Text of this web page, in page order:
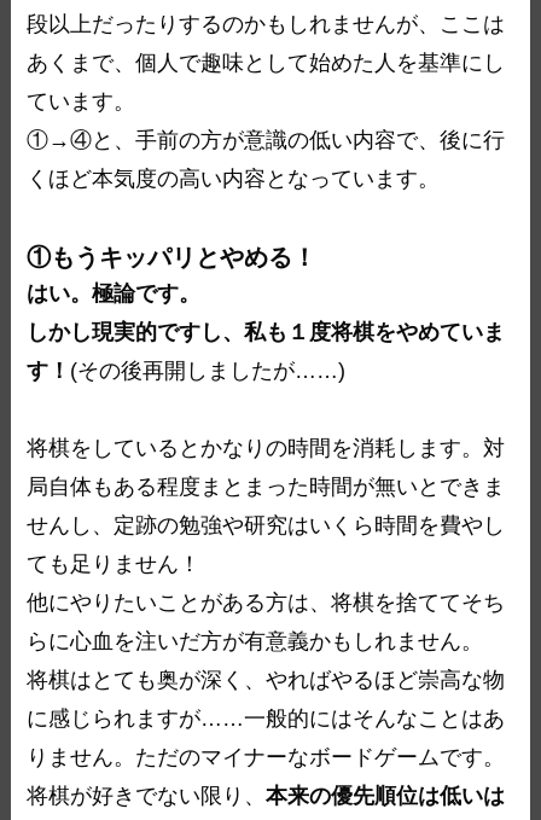
段以上だったりするのかもしれませんが、ここは
あくまで、個人で趣味として始めた人を基準にし
ています。
①→④と、手前の方が意識の低い内容で、後に行
くほど本気度の高い内容となっています。
①もうキッパリとやめる！
はい。極論です。
しかし現実的ですし、私も１度将棋をやめていま
す！ (その後再開しましたが……)
将棋をしているとかなりの時間を消耗します。対
局自体もある程度まとまった時間が無いとできま
せんし、定跡の勉強や研究はいくら時間を費やし
ても足りません！
他にやりたいことがある方は、将棋を捨ててそち
らに心血を注いだ方が有意義かもしれません。
将棋はとても奥が深く、やればやるほど崇高な物
に感じられますが……一般的にはそんなことはあ
りません。ただのマイナーなボードゲームです。
将棋が好きでない限り、本来の優先順位は低いは